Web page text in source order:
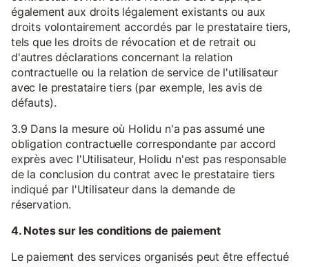
également aux droits légalement existants ou aux
droits volontairement accordés par le prestataire tiers,
tels que les droits de révocation et de retrait ou
d'autres déclarations concernant la relation
contractuelle ou la relation de service de l'utilisateur
avec le prestataire tiers (par exemple, les avis de
défauts).
3.9 Dans la mesure où Holidu n'a pas assumé une
obligation contractuelle correspondante par accord
exprès avec l'Utilisateur, Holidu n'est pas responsable
de la conclusion du contrat avec le prestataire tiers
indiqué par l'Utilisateur dans la demande de
réservation.
4. Notes sur les conditions de paiement
Le paiement des services organisés peut être effectué